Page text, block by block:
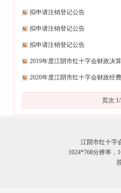
拟申请注销登记公告
拟申请注销登记公告
拟申请注销登记公告
2019年度江阴市红十字会财政决
2020年度江阴市红十字会财政经
页次:1/
江阴市红十字
1024*768分辨率，